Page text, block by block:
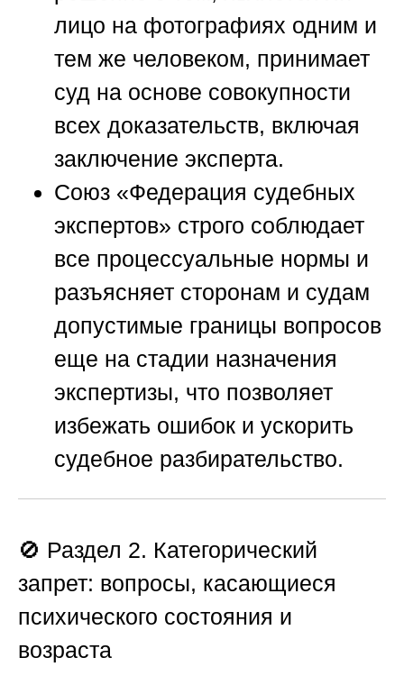
лицо на фотографиях одним и
тем же человеком, принимает
суд на основе совокупности
всех доказательств, включая
заключение эксперта.
Союз «Федерация судебных
экспертов» строго соблюдает
все процессуальные нормы и
разъясняет сторонам и судам
допустимые границы вопросов
еще на стадии назначения
экспертизы, что позволяет
избежать ошибок и ускорить
судебное разбирательство.
🚫 Раздел 2. Категорический
запрет: вопросы, касающиеся
психического состояния и
возраста